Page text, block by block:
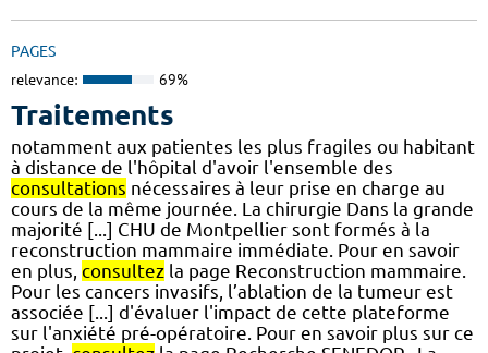
PAGES
relevance: 69%
Traitements
notamment aux patientes les plus fragiles ou habitant
à distance de l'hôpital d'avoir l'ensemble des
consultations nécessaires à leur prise en charge au
cours de la même journée. La chirurgie Dans la grande
majorité [...] CHU de Montpellier sont formés à la
reconstruction mammaire immédiate. Pour en savoir
en plus, consultez la page Reconstruction mammaire.
Pour les cancers invasifs, l’ablation de la tumeur est
associée [...] d'évaluer l'impact de cette plateforme
sur l'anxiété pré-opératoire. Pour en savoir plus sur ce